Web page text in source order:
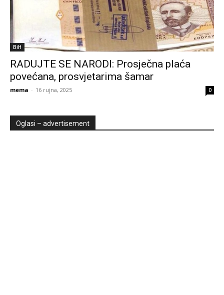
BiH
RADUJTE SE NARODI: Prosječna plaća
povećana, prosvjetarima šamar
mema - 16 rujna, 2025 0
Oglasi – advertisement